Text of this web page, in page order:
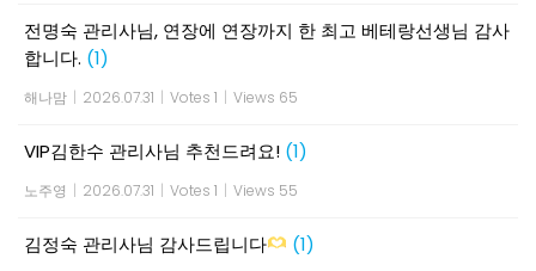
전명숙 관리사님, 연장에 연장까지 한 최고 베테랑선생님 감사
합니다. (1)
해나맘 | 2026.07.31 | Votes 1 | Views 65
VIP김한수 관리사님 추천드려요! (1)
노주영 | 2026.07.31 | Votes 1 | Views 55
김정숙 관리사님 감사드립니다 (1)